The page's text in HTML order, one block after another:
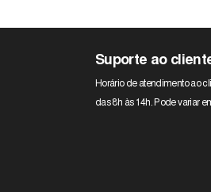
Suporte ao
Horário de atendimento ao
das 8h às 14h. Pode variar